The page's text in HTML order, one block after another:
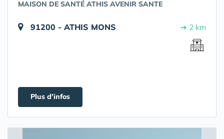
MAISON DE SANTÉ ATHIS AVENIR SANTE
91200 - ATHIS MONS ➔ 2 km
Plus d'infos